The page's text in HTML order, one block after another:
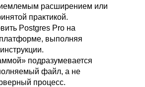
расширением или
практикой.
Postgres Pro на
выполняя
» подразумевается
файл, а не
процесс.